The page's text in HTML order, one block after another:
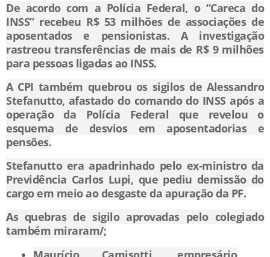
De acordo com a Polícia Federal, o “Careca do
INSS” recebeu R$ 53 milhões de associações de
aposentados e pensionistas. A investigação
rastreou transferências de mais de R$ 9 milhões
para pessoas ligadas ao INSS.
A CPI também quebrou os sigilos de Alessandro
Stefanutto, afastado do comando do INSS após a
operação da Polícia Federal que revelou o
esquema de desvios em aposentadorias e
pensões.
Stefanutto era apadrinhado pelo ex-ministro da
Previdência Carlos Lupi, que pediu demissão do
cargo em meio ao desgaste da apuração da PF.
As quebras de sigilo aprovadas pelo colegiado
também miraram/;